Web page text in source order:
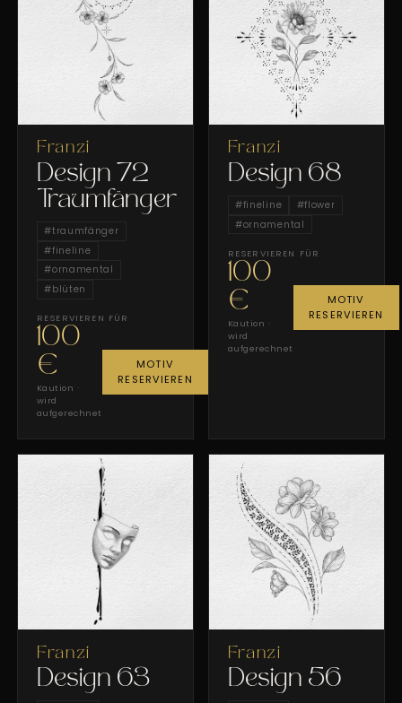
Franzi
Design 72
Traumfänger
#traumfänger
#fineline
#ornamental
# blüten
RESERVIEREN FÜR
100
€
Kaution ·
wird
aufgerechnet
MOTIV
RESERVIEREN
Franzi
Design 68
#fineline #flower
#ornamental
RESERVIEREN FÜR
100
€
Kaution ·
wird
aufgerechnet
MOTIV
RESERVIEREN
Franzi
Design 63
Franzi
Design 56